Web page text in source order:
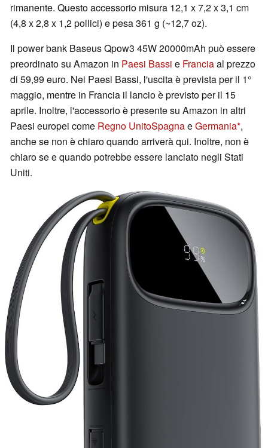
rimanente. Questo accessorio misura 12,1 x 7,2 x 3,1 cm
(4,8 x 2,8 x 1,2 pollici) e pesa 361 g (~12,7 oz).
Il power bank Baseus Qpow3 45W 20000mAh può essere
preordinato su Amazon in Paesi Bassi e Franciaal prezzo
di 59,99 euro. Nei Paesi Bassi, l'uscita è prevista per il 1°
maggio, mentre in Francia il lancio è previsto per il 15
aprile. Inoltre, l'accessorio è presente su Amazon in altri
Paesi europei come Regno UnitoSpagnaeGermania ,
anche se non è chiaro quando arriverà qui. Inoltre, non è
chiaro se e quando potrebbe essere lanciato negli Stati
Uniti.